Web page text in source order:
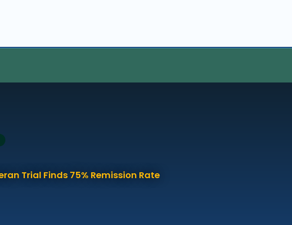
Trial Finds 75% Remission Rate